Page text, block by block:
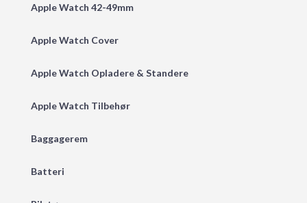
Apple Watch 42-49mm
Apple Watch Cover
Apple Watch Opladere & Standere
Apple Watch Tilbehør
Baggagerem
Batteri